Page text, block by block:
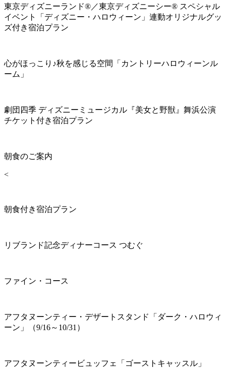
東京ディズニーランド®／東京ディズニーシー® スペシャル
イベント「ディズニー・ハロウィーン」連動オリジナルグッ
ズ付き宿泊プラン
心がほっこり♪秋を感じる空間「カントリーハロウィーンル
ーム」
劇団四季 ディズニーミュージカル『美女と野獣』舞浜公演
チケット付き宿泊プラン
朝食のご案内
<
朝食付き宿泊プラン
リブランド記念ディナーコース つむぐ
ファイン・コース
アフタヌーンティー・デザートスタンド「ダーク・ハロウィ
ーン」（9/16～10/31）
アフタヌーンティービュッフェ「ゴーストキャッスル」